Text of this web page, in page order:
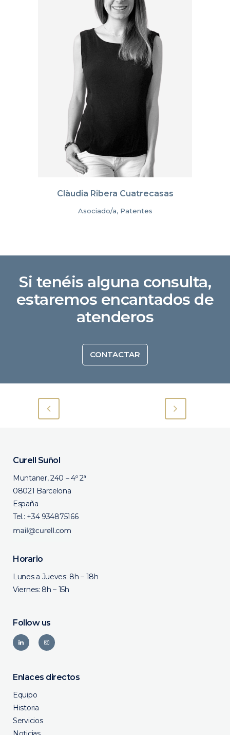
Clàudia Ribera Cuatrecasas
Asociado/a, Patentes
Si tenéis alguna consulta,
estaremos encantados de
atenderos
CONTACTAR
Curell Suñol
Muntaner, 240 – 4º 2ª
08021 Barcelona
España
Tel.: +34 934875166
Horario
Lunes a Jueves: 8h – 18h
Viernes: 8h – 15h
Follow us
Enlaces directos
Equipo
Historia
Servicios